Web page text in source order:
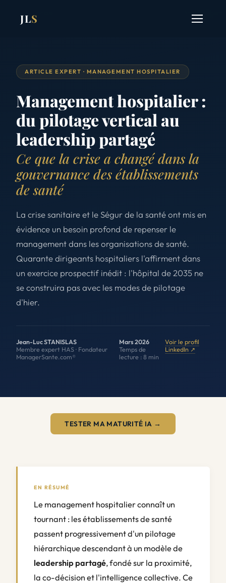
JLS
ARTICLE EXPERT · MANAGEMENT HOSPITALIER
Management hospitalier :
du pilotage vertical au
leadership partagé
Ce que la crise a changé dans la
gouvernance des établissements
de santé
La crise sanitaire et le Ségur de la santé ont mis en
évidence un besoin profond de repenser le
management dans les organisations de santé.
Quarante dirigeants hospitaliers l'affirment dans
un exercice prospectif inédit : l'hôpital de 2035 ne
se construira pas avec les modes de pilotage
d'hier.
Jean-Luc STANISLAS
Membre expert HAS · Fondateur
ManagerSante.com®
Mars 2026
Temps de
lecture : 8 min
Voir le profil
LinkedIn ↗
TESTER MA MATURITÉ IA →
EN RÉSUMÉ
Le management hospitalier connaît un
tournant : les établissements de santé
passent progressivement d'un pilotage
hiérarchique descendant à un modèle de
leadership partagé, fondé sur la proximité,
la co-décision et l'intelligence collective. Ce